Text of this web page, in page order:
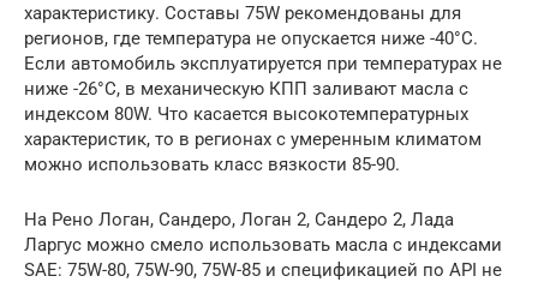
характеристику. Составы 75W рекомендованы для
регионов, где температура не опускается ниже -40°С.
Если автомобиль эксплуатируется при температурах не
ниже -26°С, в механическую КПП заливают масла с
индексом 80W. Что касается высокотемпературных
характеристик, то в регионах с умеренным климатом
можно использовать класс вязкости 85-90.
На Рено Логан, Сандеро, Логан 2, Сандеро 2, Лада
Ларгус можно смело использовать масла с индексами
SAE: 75W-80, 75W-90, 75W-85 и спецификацией по API не